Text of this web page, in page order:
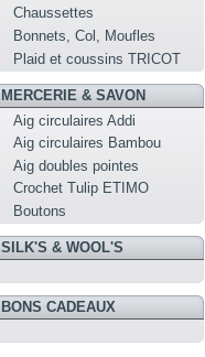
Chaussettes
Bonnets, Col, Moufles
Plaid et coussins TRICOT
MERCERIE & SAVON
Aig circulaires Addi
Aig circulaires Bambou
Aig doubles pointes
Crochet Tulip ETIMO
Boutons
SILK'S & WOOL'S
BONS CADEAUX